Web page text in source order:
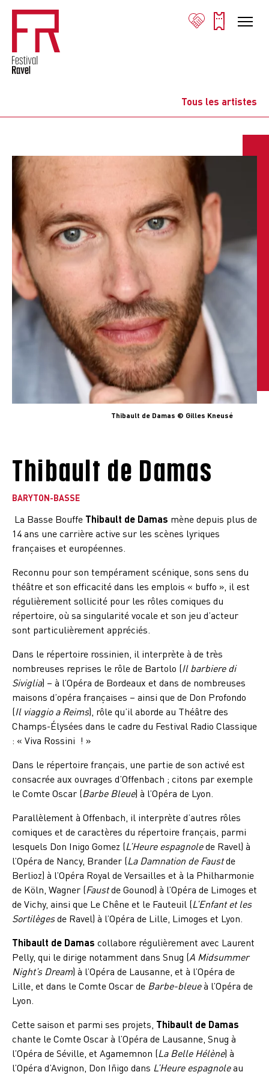
Tous les artistes
Thibault de Damas © Gilles Kneusé
Thibault de Damas
BARYTON-BASSE
La Basse Bouffe Thibault de Damas mène depuis plus de
14 ans une carrière active sur les scènes lyriques
françaises et européennes.
Reconnu pour son tempérament scénique, sons sens du
théâtre et son efficacité dans les emplois « buffo », il est
régulièrement sollicité pour les rôles comiques du
répertoire, où sa singularité vocale et son jeu d’acteur
sont particulièrement appréciés.
Dans le répertoire rossinien, il interprète à de très
nombreuses reprises le rôle de Bartolo (Il barbiere di
Siviglia) – à l’Opéra de Bordeaux et dans de nombreuses
maisons d’opéra françaises – ainsi que de Don Profondo
(Il viaggio a Reims), rôle qu’il aborde au Théâtre des
Champs-Élysées dans le cadre du Festival Radio Classique
: « Viva Rossini ! »
Dans le répertoire français, une partie de son activé est
consacrée aux ouvrages d’Offenbach ; citons par exemple
le Comte Oscar (Barbe Bleue) à l’Opéra de Lyon.
Parallèlement à Offenbach, il interprète d’autres rôles
comiques et de caractères du répertoire français, parmi
lesquels Don Inigo Gomez (L’Heure espagnolede Ravel) à
l’Opéra de Nancy, Brander (La Damnation de Faustde
Berlioz) à l’Opéra Royal de Versailles et à la Philharmonie
de Köln, Wagner (Faustde Gounod) à l’Opéra de Limoges et
de Vichy, ainsi que Le Chêne et le Fauteuil (L’Enfant et les
Sortilègesde Ravel) à l’Opéra de Lille, Limoges et Lyon.
Thibault de Damas collabore régulièrement avec Laurent
Pelly, qui le dirige notamment dans Snug (A Midsummer
Night’s Dream) à l’Opéra de Lausanne, et à l’Opéra de
Lille, et dans le Comte Oscar de Barbe-bleueà l’Opéra de
Lyon.
Cette saison et parmi ses projets, Thibault de Damas
chante le Comte Oscar à l’Opéra de Lausanne, Snug à
l’Opéra de Séville, et Agamemnon (La Belle Hélène) à
l’Opéra d’Avignon, Don Iñigo dans L’Heure espagnoleau